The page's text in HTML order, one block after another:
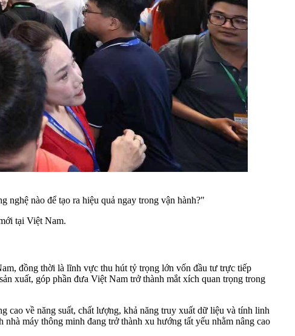
nào để tạo ra hiệu quả ngay trong vận hành?"
tại Việt Nam.
đồng thời là lĩnh vực thu hút tỷ trọng lớn vốn đầu tư trực tiếp
xuất, góp phần đưa Việt Nam trở thành mắt xích quan trọng trong
cao về năng suất, chất lượng, khả năng truy xuất dữ liệu và tính linh
máy thông minh đang trở thành xu hướng tất yếu nhằm nâng cao